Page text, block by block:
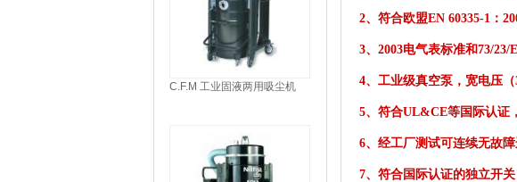
2、符合欧盟EN 60335-1：
3、2003电气表标准和73/23/
4、工业级真空泵，宽电压（
5、符合UL&CE等国际认证
6、经工厂测试可连续无故障
7、符合国际认证的独立开
C.F.M 工业固液两用吸尘机